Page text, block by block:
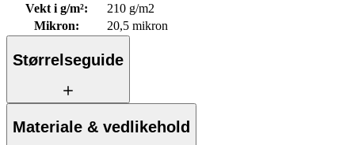
Vekt i g/m²:
210 g/m2
Mikron: 20,5 mikron
Størrelseguide
Materiale & vedlikehold